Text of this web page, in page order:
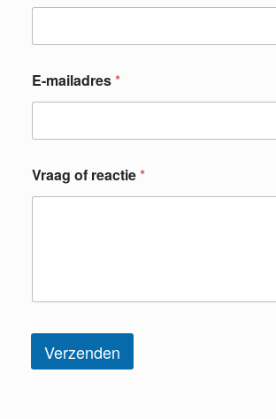
E-mailadres*
r
a
Vraag of reactie*
Verzenden